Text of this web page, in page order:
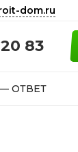
dom.ru
83
ОТВЕТ